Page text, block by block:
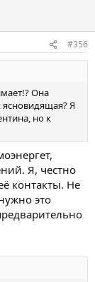
#356
Она
Я
но к
Я, честно
контакты. Не
это